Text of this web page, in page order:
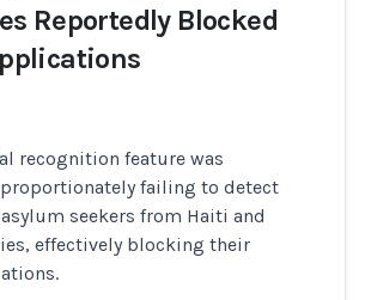
Reportedly Blocked
recognition feature was
failing to detect
seekers from Haiti and
effectively blocking their